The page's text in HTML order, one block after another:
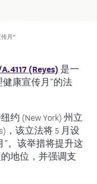
月”
(Reyes) 是一
康宣传月”的法
约 (New York) 州立
，该立法将 5 月设
”。该举措将提升这
地位，并强调支